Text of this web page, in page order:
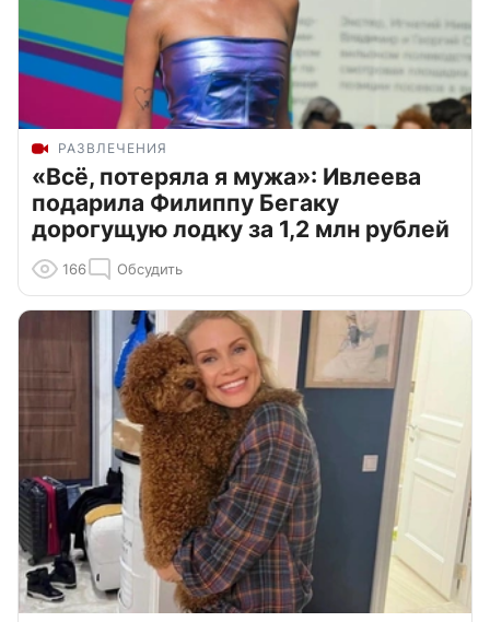
РАЗВЛЕЧЕНИЯ
«Всё, потеряла я мужа»: Ивлеева
подарила Филиппу Бегаку
дорогущую лодку за 1,2 млн рублей
166 Обсудить